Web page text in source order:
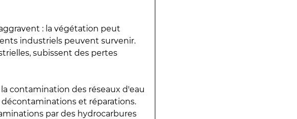
: la végétation peut
industriels peuvent survenir.
subissent des pertes
contamination des réseaux d'eau
et réparations.
par des hydrocarbures